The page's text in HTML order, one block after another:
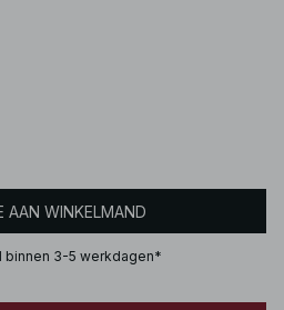
AAN WINKELMAND
binnen 3-5 werkdagen*